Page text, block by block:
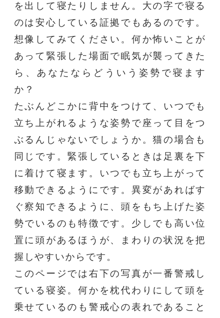
を出して寝たりしません。大の字で寝る
のは安心している証拠でもあるのです。
想像してみてください。何か怖いことが
あって緊張した場面で眠気が襲ってきた
ら、あなたならどういう姿勢で寝ます
か？
たぶんどこかに背中をつけて、いつでも
立ち上がれるような姿勢で座って目をつ
ぶるんじゃないでしょうか。猫の場合も
同じです。緊張しているときは足裏を下
に着けて寝ます。いつでも立ち上がって
移動できるようにです。異変があればす
ぐ察知できるように、頭をもち上げた姿
勢でいるのも特徴です。少しでも高い位
置に頭があるほうが、まわりの状況を把
握しやすいからです。
このページでは右下の写真が一番警戒し
ている寝姿。何かを枕代わりにして頭を
乗せているのも警戒心の表れであること